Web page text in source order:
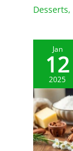
Desserts,
Jan
12
2025